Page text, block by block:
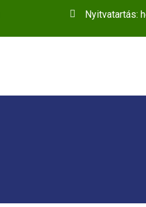
Nyitvatartás: